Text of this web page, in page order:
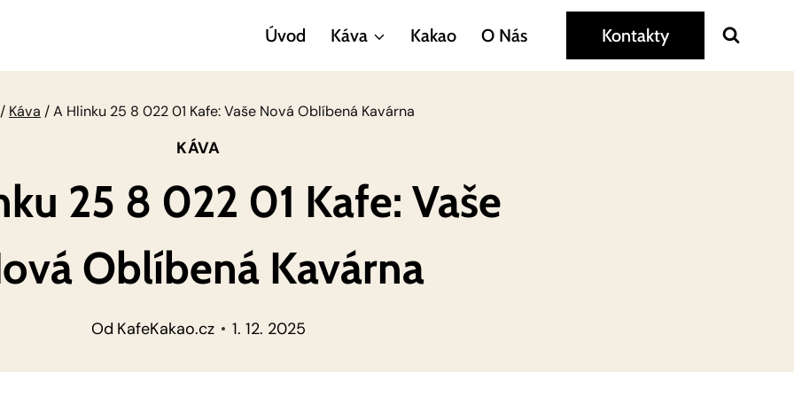
Úvod Káva Kakao O Nás Kontakty
/ Káva /A Hlinku 25 8 022 01 Kafe: Vaše Nová Oblíbená Kavárna
KÁVA
25 8 022 01 Kafe: Vaše
Oblíbená Kavárna
Od KafeKakao.cz 1. 12. 2025